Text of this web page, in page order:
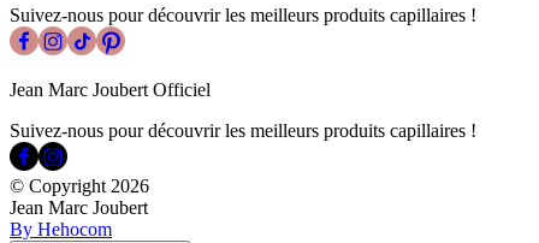
Suivez-nous pour découvrir les meilleurs produits capillaires !
Jean Marc Joubert Officiel
Suivez-nous pour découvrir les meilleurs produits capillaires !
© Copyright 2026
Jean Marc Joubert
By Hehocom